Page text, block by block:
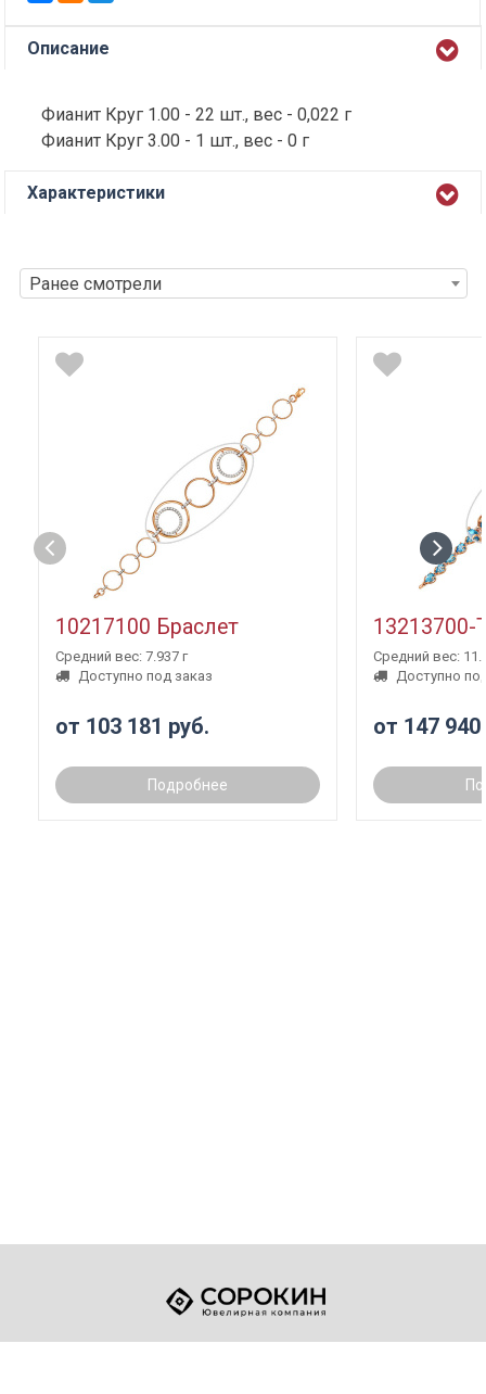
Описание
Фианит Круг 1.00 - 22 шт., вес - 0,022 г
Фианит Круг 3.00 - 1 шт., вес - 0 г
Характеристики
Ранее смотрели
10217100 Браслет
Средний вес: 7.937 г
Доступно под заказ
от 103 181 руб.
Подробнее
13213700-
Средний вес:
Доступно
от 147 940